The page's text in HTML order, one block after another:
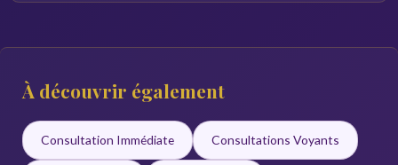
À découvrir également
Consultation Immédiate Consultations Voyants